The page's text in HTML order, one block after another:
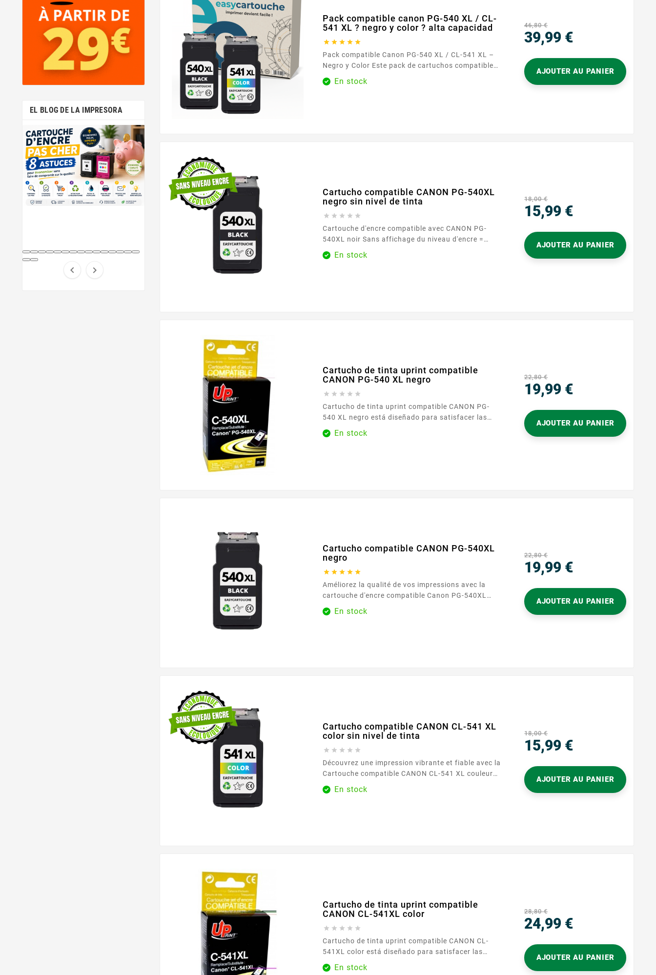
EL BLOG DE LA IMPRESORA
 
Pack compatible canon PG-540 XL / CL-
541 XL ? negro y color ? alta capacidad
    
Pack compatible Canon PG-540 XL / CL-541 XL –
Negro y Color Este pack de cartuchos compatibles
sustituye las referencias Canon PG-540 XL (negro)
y CL-541 XL (color). Ofrece una impresión fiable,
En stock
46,80 €
39,99 €
AJOUTER AU PANIER
Cartucho compatible CANON PG-540XL
negro sin nivel de tinta
    
Cartouche d'encre compatible avec CANON PG-
540XL noir Sans affichage du niveau d'encre =
sans puce électronique = économique et écologique
Découvrez les avantages de nos Cartouches Sans
En stock
18,00 €
15,99 €
AJOUTER AU PANIER
Cartucho de tinta uprint compatible
CANON PG-540 XL negro
    
Cartucho de tinta uprint compatible CANON PG-
540 XL negro está diseñado para satisfacer las
necesidades de impresión habituales tanto en casa
como en la oficina. Adaptado a las impresoras que
En stock
22,80 €
19,99 €
AJOUTER AU PANIER
Cartucho compatible CANON PG-540XL
negro
    
Améliorez la qualité de vos impressions avec la
cartouche d'encre compatible Canon PG-540XL
noire. Conçue pour offrir des impressions nettes et
précises, cette cartouche est idéale pour les
En stock
22,80 €
19,99 €
AJOUTER AU PANIER
Cartucho compatible CANON CL-541 XL
color sin nivel de tinta
    
Découvrez une impression vibrante et fiable avec la
Cartouche compatible CANON CL-541 XL couleur
sans niveau d'encre , disponible chez
Easycartouche. Conçue pour répondre à vos
En stock
18,00 €
15,99 €
AJOUTER AU PANIER
Cartucho de tinta uprint compatible
CANON CL-541XL color
    
Cartucho de tinta uprint compatible CANON CL-
541XL color está diseñado para satisfacer las
necesidades de impresión a color del día a día,
tanto en el hogar como en la oficina o en el
En stock
28,80 €
24,99 €
AJOUTER AU PANIER